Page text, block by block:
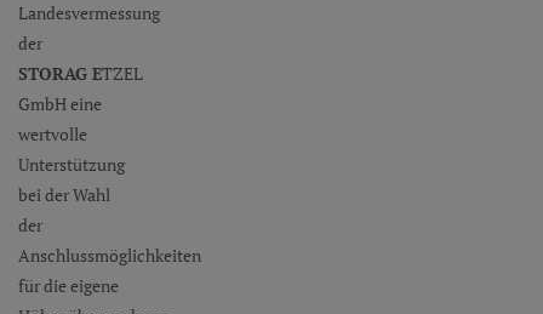
Landesvermessung
der
STORAG ETZEL
GmbH eine
wertvolle
Unterstützung
bei der Wahl
der
Anschlussmöglichkeiten
für die eigene